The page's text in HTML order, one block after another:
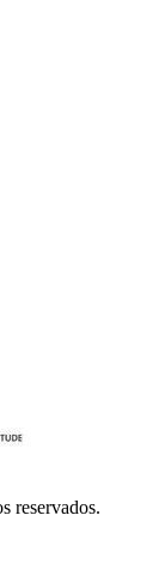
reservados.